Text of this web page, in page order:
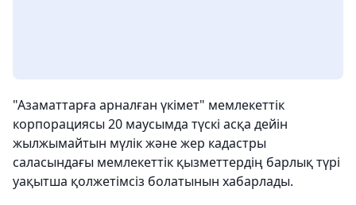
"Азаматтарға арналған үкімет" мемлекеттік
корпорациясы 20 маусымда түскі асқа дейін
жылжымайтын мүлік және жер кадастры
саласындағы мемлекеттік қызметтердің барлық түрі
уақытша қолжетімсіз болатынын хабарлады.